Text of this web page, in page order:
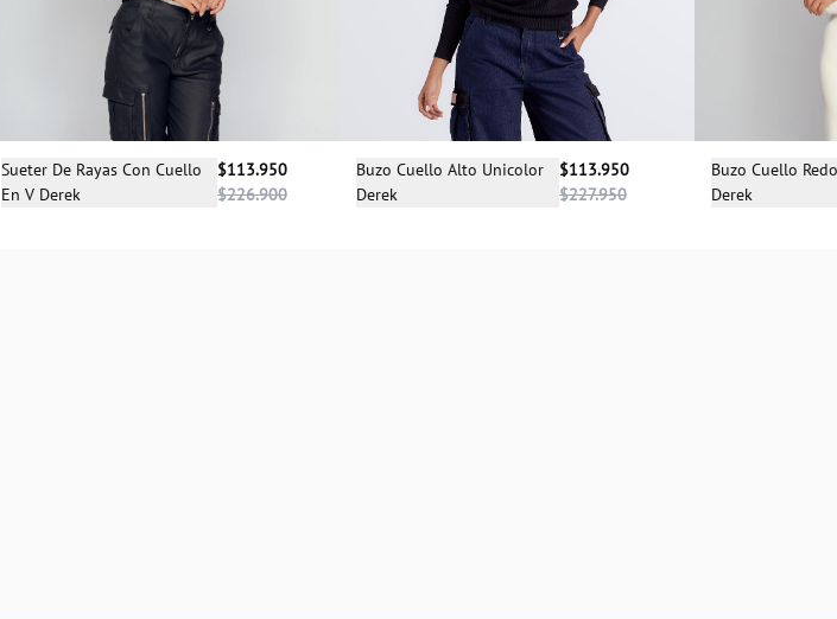
Selecciona una talla
Sueter De Rayas Con Cuello
En V Derek
$113.950
$226.900
Selecciona una talla
Buzo Cuello Alto Unicolor
Derek
$113.950
$227.950
Buzo Cuello
Derek